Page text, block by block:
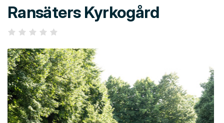
Ransäters Kyrkogård